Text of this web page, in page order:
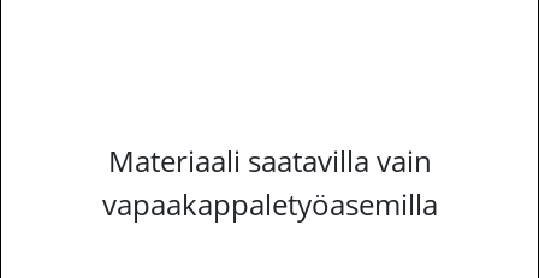
Materiaali saatavilla vain
vapaakappaletyöasemilla